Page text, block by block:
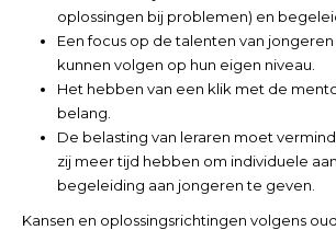
oplossingen bij problemen) en
Een focus op de talenten van
kunnen volgen op hun eigen niveau.
Het hebben van een klik met de
belang.
De belasting van leraren moet
zij meer tijd hebben om individuele
begeleiding aan jongeren te geven.
Kansen en oplossingsrichtingen volgens